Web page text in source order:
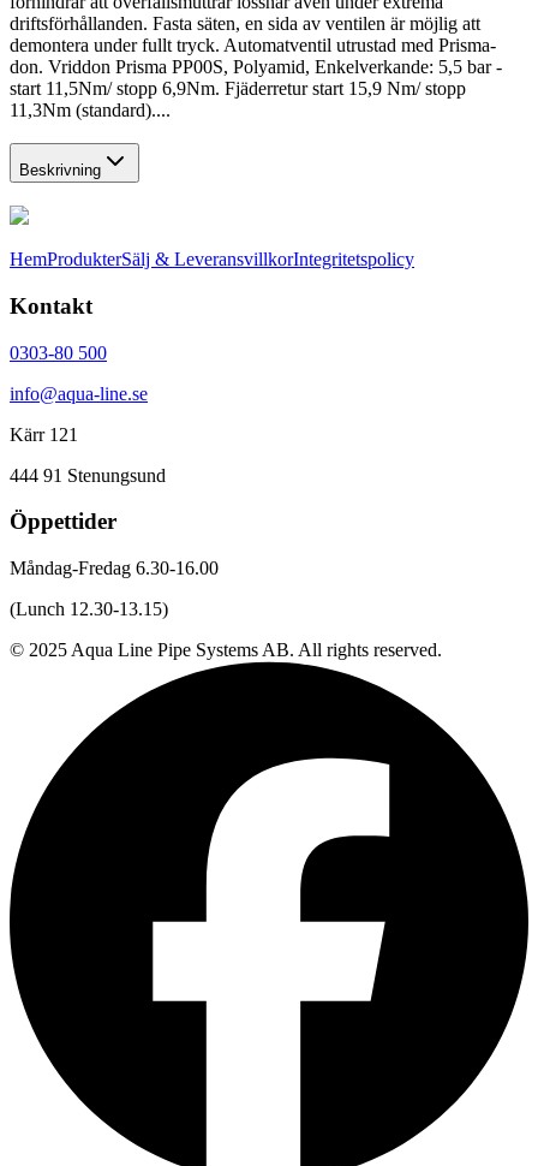
driftsförhållanden. Fasta säten, en sida av ventilen är möjlig att
demontera under fullt tryck. Automatventil utrustad med Prisma-
don. Vriddon Prisma PP00S, Polyamid, Enkelverkande: 5,5 bar -
start 11,5Nm/ stopp 6,9Nm. Fjäderretur start 15,9 Nm/ stopp
11,3Nm (standard)....
Beskrivning
HemProdukterSälj & LeveransvillkorIntegritetspolicy
Kontakt
0303-80 500
info@aqua-line.se
Kärr 121
444 91 Stenungsund
Öppettider
Måndag-Fredag 6.30-16.00
(Lunch 12.30-13.15)
© 2025 Aqua Line Pipe Systems AB. All rights reserved.